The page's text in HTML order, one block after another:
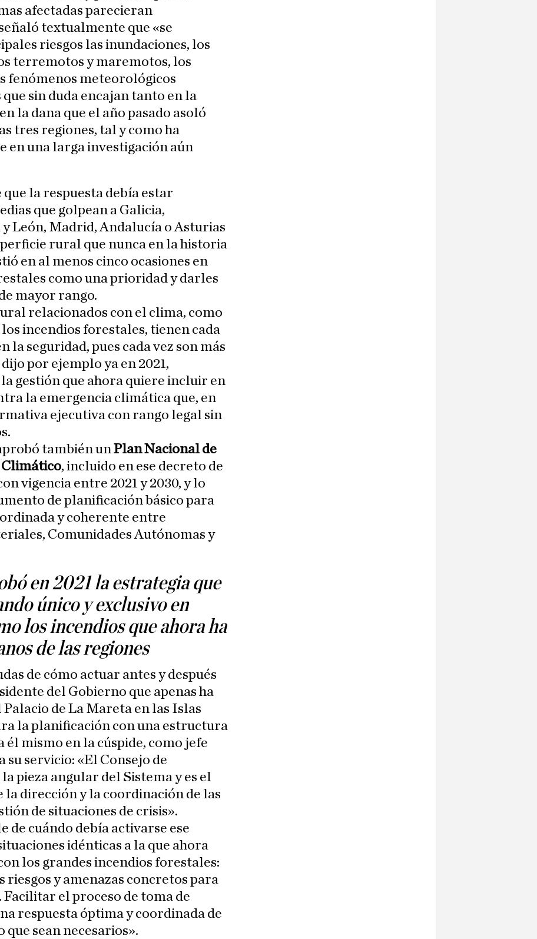
afectadas parecieran
textualmente que «se
riesgos las inundaciones, los
terremotos y maremotos, los
fenómenos meteorológicos
sin duda encajan tanto en la
la dana que el año pasado asoló
tres regiones, tal y como ha
en una larga investigación aún
la respuesta debía estar
que golpean a Galicia,
León, Madrid, Andalucía o Asturias
rural que nunca en la historia
en al menos cinco ocasiones en
como una prioridad y darles
mayor rango.
relacionados con el clima, como
incendios forestales, tienen cada
la seguridad, pues cada vez son más
por ejemplo ya en 2021,
gestión que ahora quiere incluir en
la emergencia climática que, en
ejecutiva con rango legal sin
también unPlan Nacional de
Climático, incluido en ese decreto de
vigencia entre 2021 y 2030, y lo
de planificación básico para
y coherente entre
Comunidades Autónomas y
en 2021 la estrategia que
único y exclusivo en
los incendios que ahora ha
de las regiones
de cómo actuar antes y después
del Gobierno que apenas ha
Palacio de La Mareta en las Islas
la planificación con una estructura
él mismo en la cúspide, como jefe
su servicio: «El Consejo de
pieza angular del Sistema y es el
la dirección y la coordinación de las
de situaciones de crisis».
de cuándo debía activarse ese
idénticas a la que ahora
los grandes incendios forestales:
y amenazas concretos para
el proceso de toma de
respuesta óptima y coordinada de
sean necesarios».